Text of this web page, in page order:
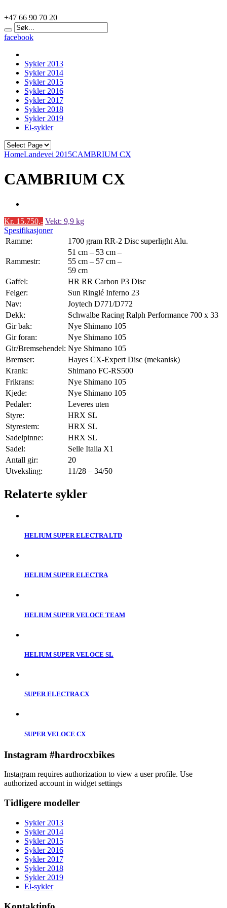
+47 66 90 70 20
facebook
Sykler 2013
Sykler 2014
Sykler 2015
Sykler 2016
Sykler 2017
Sykler 2018
Sykler 2019
El-sykler
HomeLandevei 2015CAMBRIUM CX
CAMBRIUM CX
Kr. 15.750,- Vekt: 9,9 kg
Spesifikasjoner
Ramme:
1700 gram RR-2 Disc superlight Alu.
Rammestr:
51 cm – 53 cm –
55 cm – 57 cm –
59 cm
Gaffel:
HR RR Carbon P3 Disc
Felger:
Sun Ringlé Inferno 23
Nav:
Joytech D771/D772
Dekk:
Schwalbe Racing Ralph Performance 700 x 33
Gir bak:
Nye Shimano 105
Gir foran:
Nye Shimano 105
Gir/Bremsehendel: Nye Shimano 105
Bremser:
Hayes CX-Expert Disc (mekanisk)
Krank:
Shimano FC-RS500
Frikrans:
Nye Shimano 105
Kjede:
Nye Shimano 105
Pedaler:
Leveres uten
Styre:
HRX SL
Styrestem:
HRX SL
Sadelpinne:
HRX SL
Sadel:
Selle Italia X1
Antall gir:
20
Utveksling:
11/28 – 34/50
Relaterte sykler
HELIUM SUPER ELECTRA LTD
HELIUM SUPER ELECTRA
HELIUM SUPER VELOCE TEAM
HELIUM SUPER VELOCE SL
SUPER ELECTRA CX
SUPER VELOCE CX
Instagram #hardrocxbikes
Instagram requires authorization to view a user profile. Use
authorized account in widget settings
Tidligere modeller
Sykler 2013
Sykler 2014
Sykler 2015
Sykler 2016
Sykler 2017
Sykler 2018
Sykler 2019
El-sykler